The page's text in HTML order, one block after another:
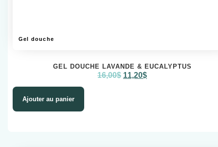
Gel douche
GEL DOUCHE LAVANDE & EUCALYPTUS
16,00$ 11,20$
Ajouter au panier